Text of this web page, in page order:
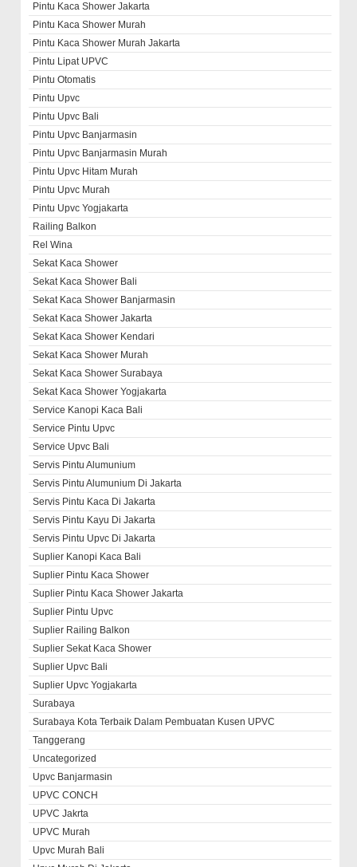
Pintu Kaca Shower Jakarta
Pintu Kaca Shower Murah
Pintu Kaca Shower Murah Jakarta
Pintu Lipat UPVC
Pintu Otomatis
Pintu Upvc
Pintu Upvc Bali
Pintu Upvc Banjarmasin
Pintu Upvc Banjarmasin Murah
Pintu Upvc Hitam Murah
Pintu Upvc Murah
Pintu Upvc Yogjakarta
Railing Balkon
Rel Wina
Sekat Kaca Shower
Sekat Kaca Shower Bali
Sekat Kaca Shower Banjarmasin
Sekat Kaca Shower Jakarta
Sekat Kaca Shower Kendari
Sekat Kaca Shower Murah
Sekat Kaca Shower Surabaya
Sekat Kaca Shower Yogjakarta
Service Kanopi Kaca Bali
Service Pintu Upvc
Service Upvc Bali
Servis Pintu Alumunium
Servis Pintu Alumunium Di Jakarta
Servis Pintu Kaca Di Jakarta
Servis Pintu Kayu Di Jakarta
Servis Pintu Upvc Di Jakarta
Suplier Kanopi Kaca Bali
Suplier Pintu Kaca Shower
Suplier Pintu Kaca Shower Jakarta
Suplier Pintu Upvc
Suplier Railing Balkon
Suplier Sekat Kaca Shower
Suplier Upvc Bali
Suplier Upvc Yogjakarta
Surabaya
Surabaya Kota Terbaik Dalam Pembuatan Kusen UPVC
Tanggerang
Uncategorized
Upvc Banjarmasin
UPVC CONCH
UPVC Jakrta
UPVC Murah
Upvc Murah Bali